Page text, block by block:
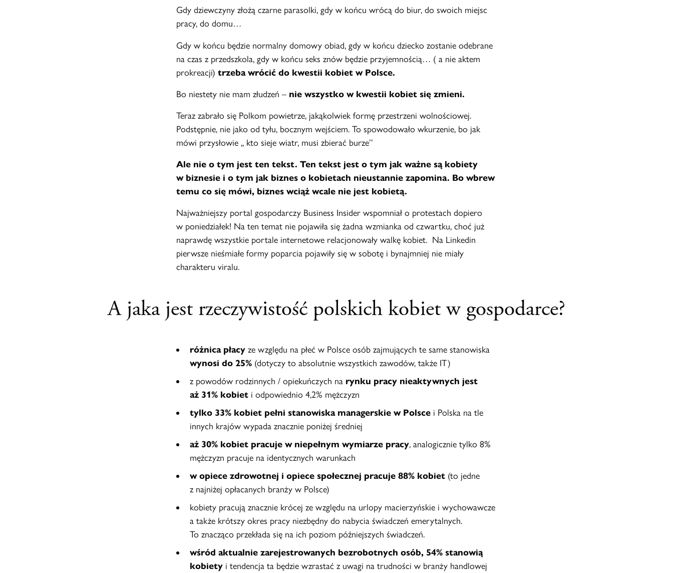
Gdy dziewczyny złożą czarne parasolki, gdy w końcu wrócą do biur, do swoich miejsc
pracy, do domu…
Gdy w końcu będzie normalny domowy obiad, gdy w końcu dziecko zostanie odebrane
na czas z przedszkola, gdy w końcu seks znów będzie przyjemnością… ( a nie aktem
prokreacji) trzeba wrócić do kwestii kobiet w Polsce.
Bo niestety nie mam złudzeń – nie wszystko w kwestii kobiet się zmieni.
Teraz zabrało się Polkom powietrze, jakąkolwiek formę przestrzeni wolnościowej.
Podstępnie, nie jako od tyłu, bocznym wejściem. To spowodowało wkurzenie, bo jak
mówi przysłowie ,, kto sieje wiatr, musi zbierać burze’’
Ale nie o tym jest ten tekst. Ten tekst jest o tym jak ważne są kobiety
w biznesie i o tym jak biznes o kobietach nieustannie zapomina. Bo wbrew
temu co się mówi, biznes wciąż wcale nie jest kobietą.
Najważniejszy portal gospodarczy Business Insider wspomniał o protestach dopiero
w poniedziałek! Na ten temat nie pojawiła się żadna wzmianka od czwartku, choć już
naprawdę wszystkie portale internetowe relacjonowały walkę kobiet. Na Linkedin
pierwsze nieśmiałe formy poparcia pojawiły się w sobotę i bynajmniej nie miały
charakteru viralu.
A jaka jest rzeczywistość polskich kobiet w gospodarce?
różnica płacy ze względu na płeć w Polsce osób zajmujących te same stanowiska
wynosi do 25% (dotyczy to absolutnie wszystkich zawodów, także IT)
z powodów rodzinnych / opiekuńczych na rynku pracy nieaktywnych jest
aż 31% kobiet i odpowiednio 4,2% mężczyzn
tylko 33% kobiet pełni stanowiska managerskie w Polsce i Polska na tle
innych krajów wypada znacznie poniżej średniej
aż 30% kobiet pracuje w niepełnym wymiarze pracy, analogicznie tylko 8%
mężczyzn pracuje na identycznych warunkach
w opiece zdrowotnej i opiece społecznej pracuje 88% kobiet (to jedne
z najniżej opłacanych branży w Polsce)
kobiety pracują znacznie krócej ze względu na urlopy macierzyńskie i wychowawcze
a także krótszy okres pracy niezbędny do nabycia świadczeń emerytalnych.
To znacząco przekłada się na ich poziom późniejszych świadczeń.
wśród aktualnie zarejestrowanych bezrobotnych osób, 54% stanowią
kobiety i tendencja ta będzie wzrastać z uwagi na trudności w branży handlowej